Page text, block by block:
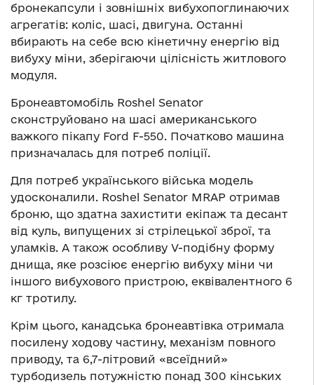
бронекапсули і зовнішніх вибухопоглинаючих
агрегатів: коліс, шасі, двигуна. Останні
вбирають на себе всю кінетичну енергію від
вибуху міни, зберігаючи цілісність житлового
модуля.
Бронеавтомобіль Roshel Senator
сконструйовано на шасі американського
важкого пікапу Ford F-550. Початково машина
призначалась для потреб поліції.
Для потреб українського війська модель
удосконалили. Roshel Senator MRAP отримав
броню, що здатна захистити екіпаж та десант
від куль, випущених зі стрілецької зброї, та
уламків. А також особливу V-подібну форму
днища, яке розсіює енергію вибуху міни чи
іншого вибухового пристрою, еквівалентного 6
кг тротилу.
Крім цього, канадська бронеавтівка отримала
посилену ходову частину, механізм повного
приводу, та 6,7-літровий «всеїдний»
турбодизель потужністю понад 300 кінських